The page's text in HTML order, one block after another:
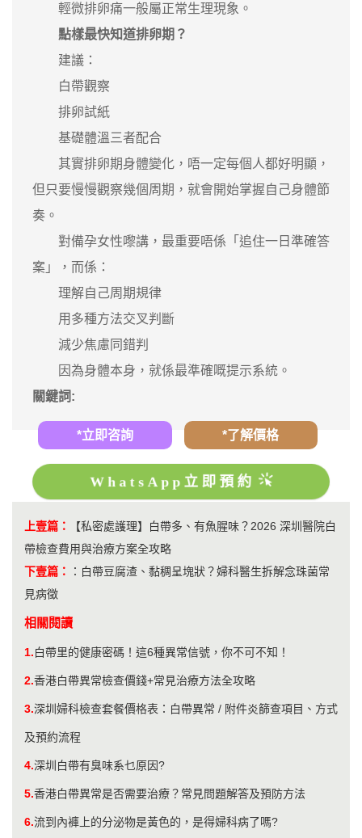
輕微排卵痛一般屬正常生理現象。
點樣最快知道排卵期？
建議：
白帶觀察
排卵試紙
基礎體溫三者配合
其實排卵期身體變化，唔一定每個人都好明顯，
但只要慢慢觀察幾個周期，就會開始掌握自己身體節
奏。
對備孕女性嚟講，最重要唔係「追住一日準確答
案」，而係：
理解自己周期規律
用多種方法交叉判斷
減少焦慮同錯判
因為身體本身，就係最準確嘅提示系統。
關鍵詞:
*立即咨詢 *了解價格
WhatsApp立即預約
上壹篇：
【私密處護理】白帶多、有魚腥味？2026 深圳醫院白
帶檢查費用與治療方案全攻略
下壹篇：
： 白帶豆腐渣、黏稠呈塊狀？婦科醫生拆解念珠菌常
見病徵
相關閱讀
1.白帶里的健康密碼！這6種異常信號，你不可不知！
2.香港白帶異常檢查價錢+常見治療方法全攻略
3.深圳婦科檢查套餐價格表：白帶異常 / 附件炎篩查項目、方式
及預約流程
4.深圳白帶有臭味系乜原因?
5.香港白帶異常是否需要治療？常見問題解答及預防方法
6.流到內褲上的分泌物是黃色的，是得婦科病了嗎?